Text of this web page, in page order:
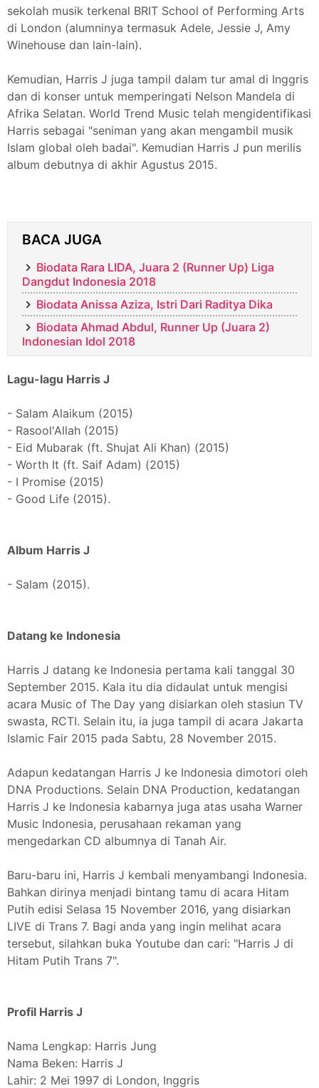
sekolah musik terkenal BRIT School of Performing Arts
di London (alumninya termasuk Adele, Jessie J, Amy
Winehouse dan lain-lain).
Kemudian, Harris J juga tampil dalam tur amal di Inggris
dan di konser untuk memperingati Nelson Mandela di
Afrika Selatan. World Trend Music telah mengidentifikasi
Harris sebagai "seniman yang akan mengambil musik
Islam global oleh badai". Kemudian Harris J pun merilis
album debutnya di akhir Agustus 2015.
BACA JUGA
Biodata Rara LIDA, Juara 2 (Runner Up) Liga
Dangdut Indonesia 2018
Biodata Anissa Aziza, Istri Dari Raditya Dika
Biodata Ahmad Abdul, Runner Up (Juara 2)
Indonesian Idol 2018
Lagu-lagu Harris J
- Salam Alaikum (2015)
- Rasool'Allah (2015)
- Eid Mubarak (ft. Shujat Ali Khan) (2015)
- Worth It (ft. Saif Adam) (2015)
- I Promise (2015)
- Good Life (2015).
Album Harris J
- Salam (2015).
Datang ke Indonesia
Harris J datang ke Indonesia pertama kali tanggal 30
September 2015. Kala itu dia didaulat untuk mengisi
acara Music of The Day yang disiarkan oleh stasiun TV
swasta, RCTI. Selain itu, ia juga tampil di acara Jakarta
Islamic Fair 2015 pada Sabtu, 28 November 2015.
Adapun kedatangan Harris J ke Indonesia dimotori oleh
DNA Productions. Selain DNA Production, kedatangan
Harris J ke Indonesia kabarnya juga atas usaha Warner
Music Indonesia, perusahaan rekaman yang
mengedarkan CD albumnya di Tanah Air.
Baru-baru ini, Harris J kembali menyambangi Indonesia.
Bahkan dirinya menjadi bintang tamu di acara Hitam
Putih edisi Selasa 15 November 2016, yang disiarkan
LIVE di Trans 7. Bagi anda yang ingin melihat acara
tersebut, silahkan buka Youtube dan cari: "Harris J di
Hitam Putih Trans 7".
Profil Harris J
Nama Lengkap: Harris Jung
Nama Beken: Harris J
Lahir: 2 Mei 1997 di London, Inggris